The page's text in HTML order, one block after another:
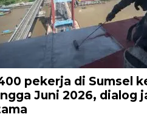
pekerja di Sumsel
Juni 2026, dialog